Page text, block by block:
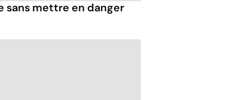
sans mettre en danger